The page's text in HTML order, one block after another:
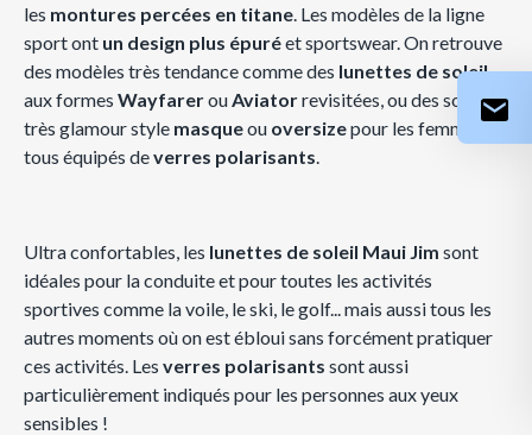
les montures percées en titane. Les modèles de la ligne
sport ont un design plus épuréet sportswear. On retrouve
des modèles très tendance comme des lunettes de soleil
aux formes WayfarerouAviatorrevisitées, ou des solaires
très glamour style masqueou oversizepour les femmes,
tous équipés deverres polarisants.
Ultra confortables, les lunettes de soleil Maui Jim sont
idéales pour la conduite et pour toutes les activités
sportives comme la voile, le ski, le golf... mais aussi tous les
autres moments où on est ébloui sans forcément pratiquer
ces activités. Les verres polarisants sont aussi
particulièrement indiqués pour les personnes aux yeux
sensibles !